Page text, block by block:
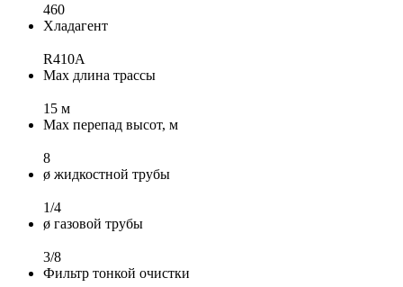
460
Хладагент
R410A
Max длина трассы
15 м
Max перепад высот, м
8
ø жидкостной трубы
1/4
ø газовой трубы
3/8
Фильтр тонкой очистки